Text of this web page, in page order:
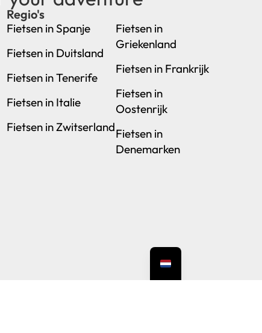
Regio's
Fietsen in Spanje
Fietsen in Duitsland
Fietsen in Tenerife
Fietsen in Italie
Fietsen in Zwitserland
Fietsen in
Griekenland
Fietsen in Frankrijk
Fietsen in
Oostenrijk
Fietsen in
Denemarken